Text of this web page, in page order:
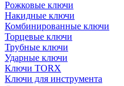
Рожковые ключи
Накидные ключи
Комбинированные ключи
Торцевые ключи
Трубные ключи
Ударные ключи
Ключи TORX
Ключи для инструмента